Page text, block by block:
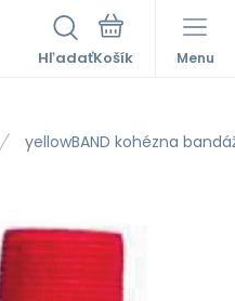
Hľadať Menu
yellowBAND kohézna